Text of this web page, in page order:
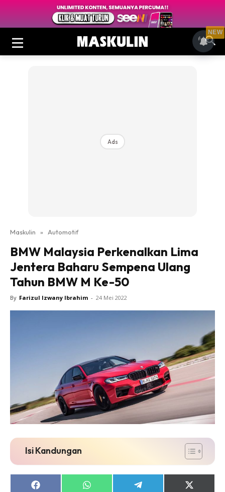
Ads
Maskulin » Automotif
BMW Malaysia Perkenalkan Lima
Jentera Baharu Sempena Ulang
Tahun BMW M Ke-50
By Farizul Izwany Ibrahim - 24 Mei 2022
Isi Kandungan
Share
Share
Share
Share
NEW